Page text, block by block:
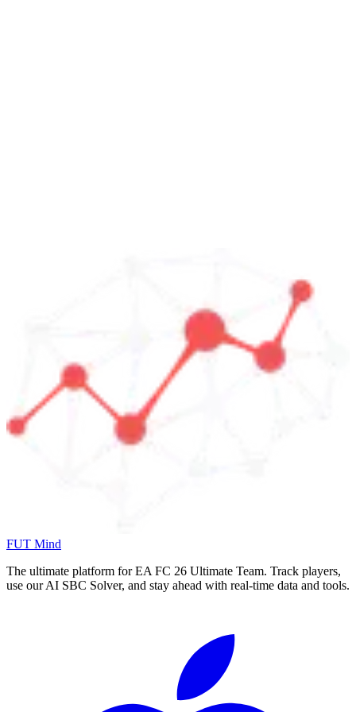
FUT Mind
The ultimate platform for EA FC 26 Ultimate Team. Track players,
use our AI SBC Solver, and stay ahead with real-time data and tools.